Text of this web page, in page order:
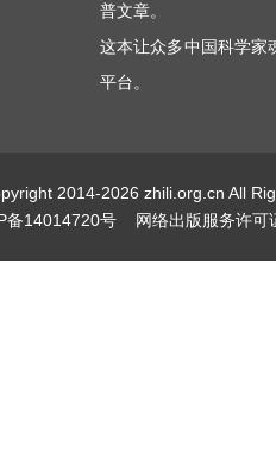
普文章。
这本让众多中国科学家
平台。
2014-2026 zhili.org.cn All
备14014720号
网络出版服务许可